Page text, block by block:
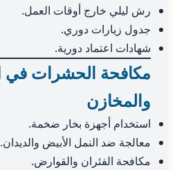
رش ليلي خارج أوقات العمل.
جدول زيارات دوري.
شهادات اعتماد دورية.
مكافحة الحشرات في
والمخازن
استخدام أجهزة بخار ضخمة.
معالجة ضد النمل الأبيض والديدان.
مكافحة الفئران والقوارض.